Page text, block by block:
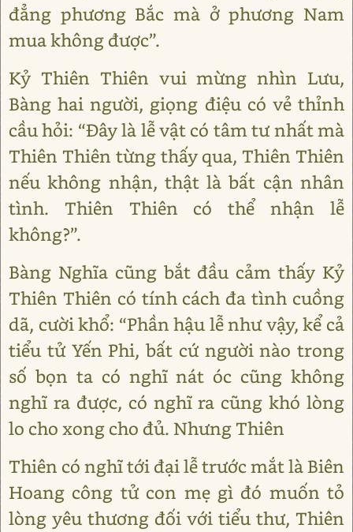
đẳng phương Bắc mà ở phương Nam
mua không được”.
Kỷ Thiên Thiên vui mừng nhìn Lưu,
Bàng hai người, giọng điệu có vẻ thỉnh
cầu hỏi: “Đây là lễ vật có tâm tư nhất mà
Thiên Thiên từng thấy qua, Thiên Thiên
nếu không nhận, thật là bất cận nhân
tình. Thiên Thiên có thể nhận lễ
không?”.
Bàng Nghĩa cũng bắt đầu cảm thấy Kỷ
Thiên Thiên có tính cách đa tình cuồng
dã, cười khổ: “Phần hậu lễ như vậy, kể cả
tiểu tử Yến Phi, bất cứ người nào trong
số bọn ta có nghĩ nát óc cũng không
nghĩ ra được, có nghĩ ra cũng khó lòng
lo cho xong cho đủ. Nhưng Thiên
Thiên có nghĩ tới đại lễ trước mắt là Biên
Hoang công tử con mẹ gì đó muốn tỏ
lòng yêu thương đối với tiểu thư, Thiên